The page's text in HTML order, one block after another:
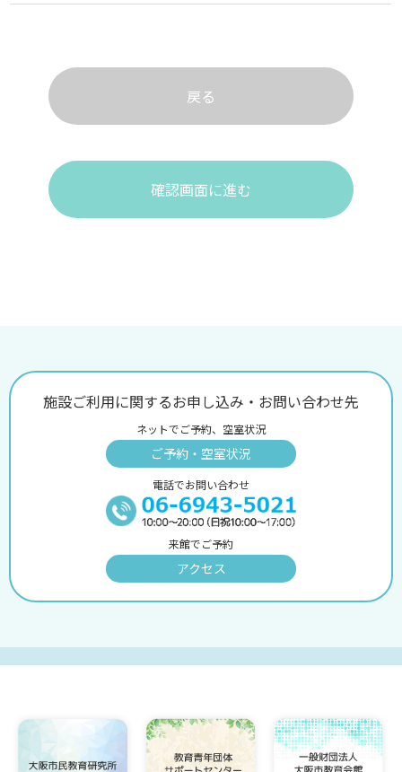
戻る
確認画面に進む
施設ご利用に関するお申し込み・お問い合わせ先
ネットでご予約、空室状況
ご予約・空室状況
電話でお問い合わせ
来館でご予約
アクセス